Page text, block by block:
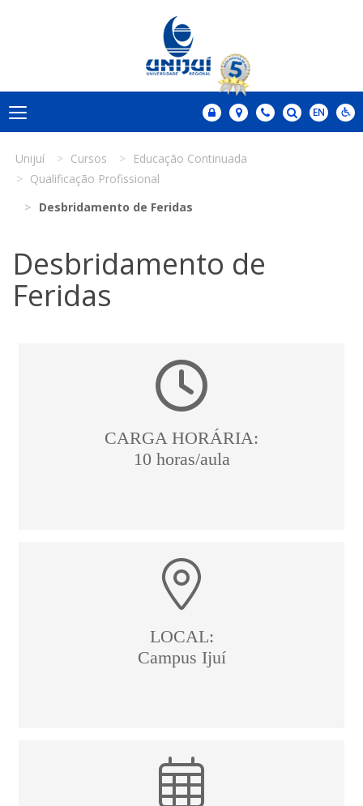
Unijuí Cursos
Educação Continuada
Qualificação Profissional
Desbridamento de Feridas
Desbridamento de
Feridas